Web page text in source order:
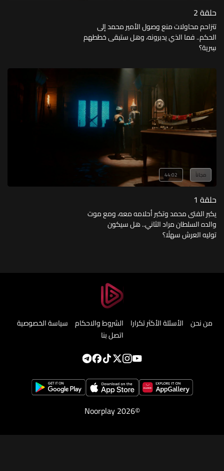
حلقة 2
تتزاحم محاولات منع وصول الأمير محمد إلى
الحكم.. فما الذي يدبرونه، وهل ستبقى خططهم
سِرية؟
مجاناً 44:02
حلقة 1
يكبر الفتى محمد وتكبر أحلامه معه، ومع موت
والده السلطان مراد الثاني.. هل سيكون
توليه العرش سهلًا؟
من نحن الأسئلة الأكثر تكرارا الشروط والاحكام سياسة الخصوصية
اتصل بنا
Noorplay 2026©